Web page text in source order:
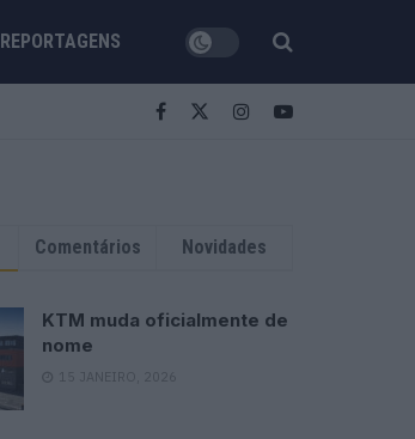
REPORTAGENS
Comentários Novidades
KTM muda oficialmente de
nome
15 JANEIRO, 2026